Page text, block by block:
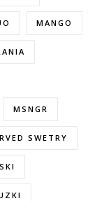
MANGO
MSNGR
SWETRY